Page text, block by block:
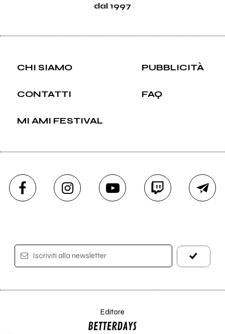
dal 1997
CHI SIAMO PUBBLICITÀ
CONTATTI FAQ
MI AMI FESTIVAL
Iscriviti alla newsletter
Editore